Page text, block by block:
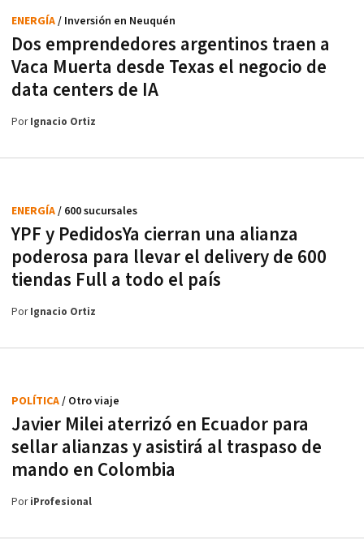
Dos emprendedores argentinos traen a
Vaca Muerta desde Texas el negocio de
data centers de IA
ENERGÍA/ Inversión en Neuquén
PorIgnacio Ortiz
YPF y PedidosYa cierran una alianza
poderosa para llevar el delivery de 600
tiendas Full a todo el país
ENERGÍA/ 600 sucursales
PorIgnacio Ortiz
Javier Milei aterrizó en Ecuador para
sellar alianzas y asistirá al traspaso de
mando en Colombia
POLÍTICA/ Otro viaje
PoriProfesional